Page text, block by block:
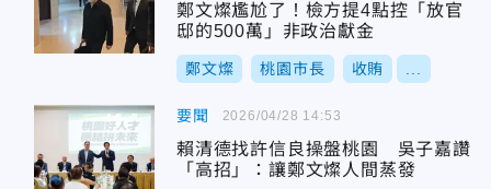
鄭文燦尷尬了！檢方提4點控「放官
邸的500萬」非政治獻金
鄭文燦 桃園市長 收賄
要聞
賴清德找許信良操盤桃園 吳子嘉讚
「高招」：讓鄭文燦人間蒸發
2026/04/28 14:53